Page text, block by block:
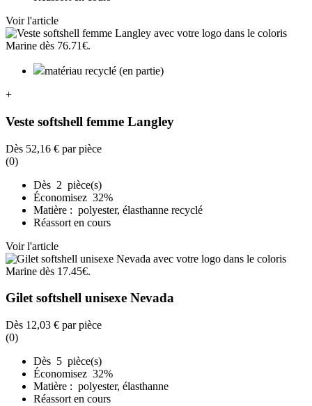
Voir l'article
matériau recyclé (en partie)
+
Veste softshell femme Langley
Dès 52,16 € par pièce
(0)
Dès 2 pièce(s)
Économisez 32%
Matière : polyester, élasthanne recyclé
Réassort en cours
Voir l'article
Gilet softshell unisexe Nevada
Dès 12,03 € par pièce
(0)
Dès 5 pièce(s)
Économisez 32%
Matière : polyester, élasthanne
Réassort en cours